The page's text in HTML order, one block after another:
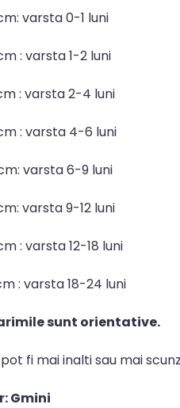
varsta 0-1 luni
: varsta 1-2 luni
: varsta 2-4 luni
: varsta 4-6 luni
varsta 6-9 luni
varsta 9-12 luni
: varsta 12-18 luni
: varsta 18-24 luni
sunt orientative.
fi mai inalti sau mai
Gmini